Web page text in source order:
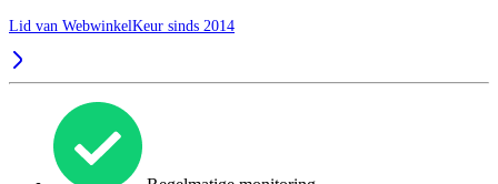
Lid van WebwinkelKeur sinds 2014